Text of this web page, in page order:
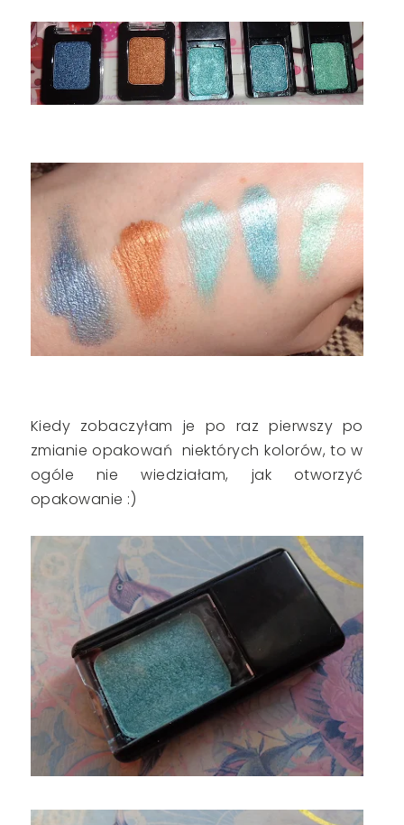
Kiedy zobaczyłam je po raz pierwszy po
zmianie opakowań niektórych kolorów, to w
ogóle nie wiedziałam, jak otworzyć
opakowanie :)